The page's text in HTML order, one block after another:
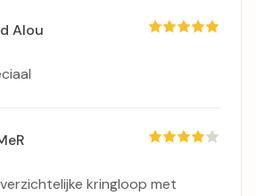
Alou
kringloop met